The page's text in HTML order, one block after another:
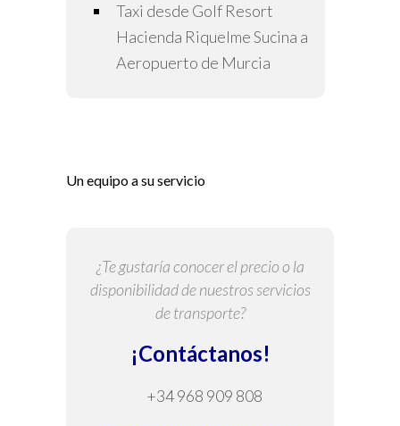
Taxi desde Golf Resort
Hacienda Riquelme Sucina a
Aeropuerto de Murcia
Un equipo a su servicio
¿Te gustaría conocer el precio o la
disponibilidad de nuestros servicios
de transporte?
¡Contáctanos!
+34 968 909 808